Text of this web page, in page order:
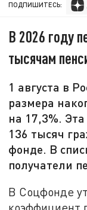
ПОДПИШИТЕСЬ:
В 2026 году
тысячам
1 августа в
размера
на 17,3%.
136 тысяч
фонде. В
получатели
В Соцфонде
коэффициент